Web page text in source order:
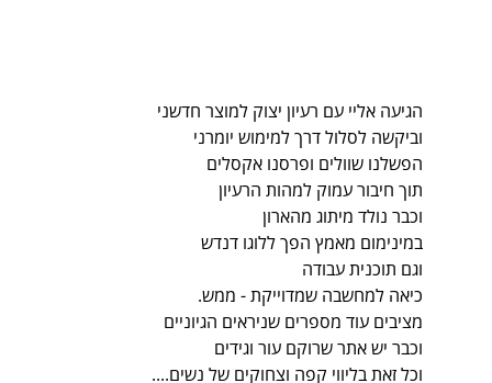
הגיעה אליי עם רעיון יצוק למוצר חדשני
וביקשה לסלול דרך למימוש יומרני
הפשלנו שוולים ופרסנו אקסלים
תוך חיבור עמוק למהות הרעיון
וכבר נולד מיתוג מהארון
במינימום מאמץ הפך ללוגו דנדש
וגם תוכנית עבודה
כיאה למחשבה שמדוייקת - ממש.
מציבים עוד מספרים שניראים הגיוניים
וכבר יש אתר שרוקם עור וגידים
וכל זאת בליווי קפה וצחוקים של נשים....